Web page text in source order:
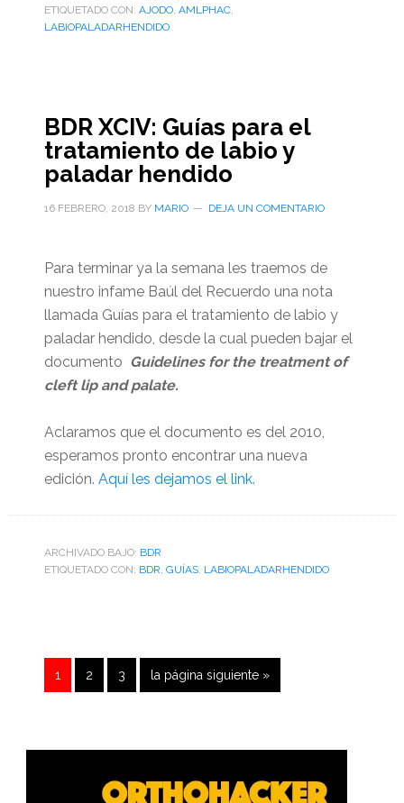
ETIQUETADO CON: AJODO, AMLPHAC,
LABIOPALADARHENDIDO
BDR XCIV: Guías para el
tratamiento de labio y
paladar hendido
16 FEBRERO, 2018 BY MARIO DEJA UN COMENTARIO
Para terminar ya la semana les traemos de
nuestro infame Baúl del Recuerdo una nota
llamada Guías para el tratamiento de labio y
paladar hendido, desde la cual pueden bajar el
documento Guidelines for the treatment of
cleft lip and palate.
Aclaramos que el documento es del 2010,
esperamos pronto encontrar una nueva
edición. Aquí les dejamos el link.
ARCHIVADO BAJO: BDR
ETIQUETADO CON: BDR, GUÍAS, LABIOPALADARHENDIDO
Página
1 Página
2 Página
3
Ir
a
la página siguiente »
Barra